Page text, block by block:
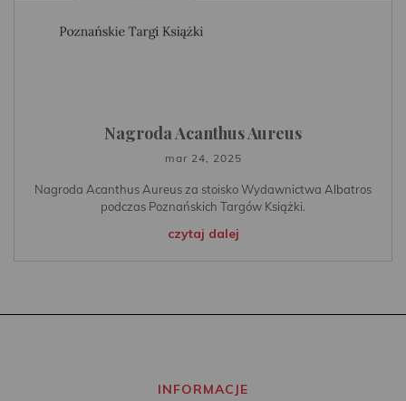
Nagroda Acanthus Aureus
mar 24, 2025
Nagroda Acanthus Aureus za stoisko Wydawnictwa Albatros
podczas Poznańskich Targów Książki.
czytaj dalej
INFORMACJE